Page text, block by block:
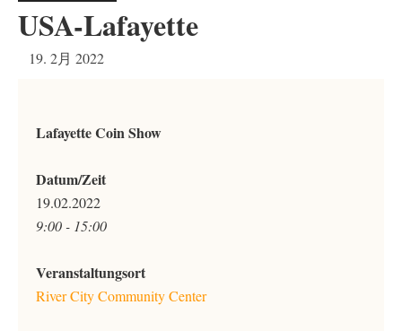
USA-Lafayette
19. 2月 2022
Lafayette Coin Show
Datum/Zeit
19.02.2022
9:00 - 15:00
Veranstaltungsort
River City Community Center